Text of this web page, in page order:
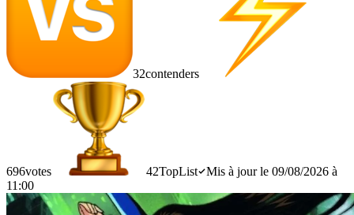
32contenders
696votes 42TopList
Mis à jour le 09/08/2026 à
11:00